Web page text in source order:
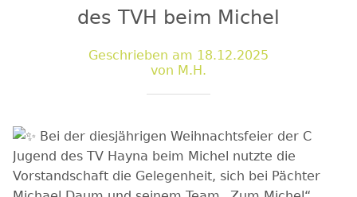
des TVH beim Michel
Geschrieben am 18.12.2025
von M.H.
Bei der diesjährigen Weihnachtsfeier der C
Jugend des TV Hayna beim Michel nutzte die
Vorstandschaft die Gelegenheit, sich bei Pächter